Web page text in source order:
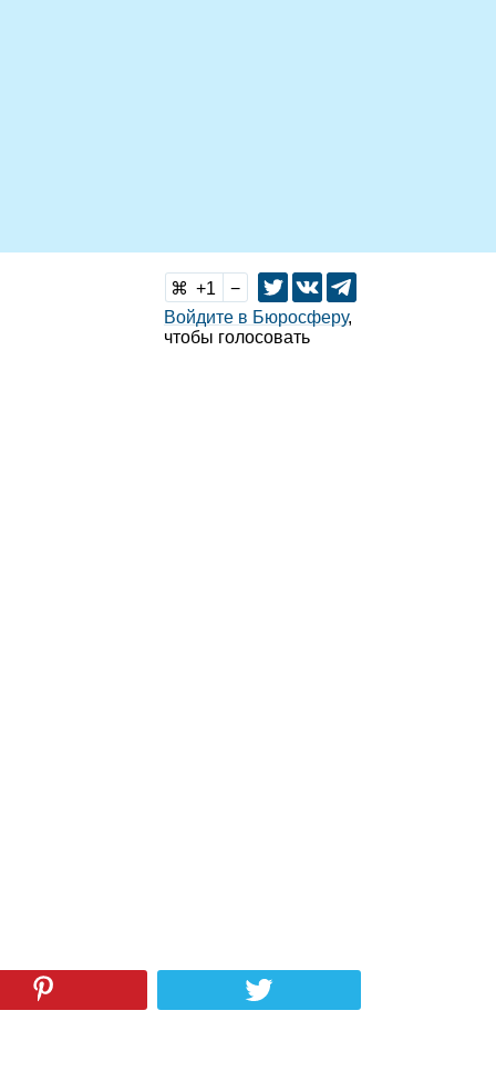
1
Войдите в Бюросферу,
чтобы голосовать